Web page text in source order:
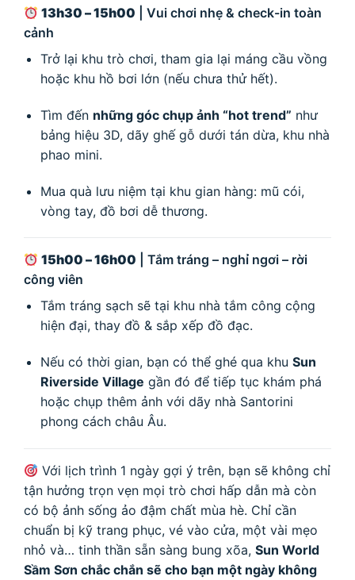
13h30 – 15h00 | Vui chơi nhẹ & check-in toàn
cảnh
Trở lại khu trò chơi, tham gia lại máng cầu vồng
hoặc khu hồ bơi lớn (nếu chưa thử hết).
Tìm đến những góc chụp ảnh “hot trend” như
bảng hiệu 3D, dãy ghế gỗ dưới tán dừa, khu nhà
phao mini.
Mua quà lưu niệm tại khu gian hàng: mũ cói,
vòng tay, đồ bơi dễ thương.
15h00 – 16h00 | Tắm tráng – nghỉ ngơi – rời
công viên
Tắm tráng sạch sẽ tại khu nhà tắm công cộng
hiện đại, thay đồ & sắp xếp đồ đạc.
Nếu có thời gian, bạn có thể ghé qua khu Sun
Riverside Village gần đó để tiếp tục khám phá
hoặc chụp thêm ảnh với dãy nhà Santorini
phong cách châu Âu.
Với lịch trình 1 ngày gợi ý trên, bạn sẽ không chỉ
tận hưởng trọn vẹn mọi trò chơi hấp dẫn mà còn
có bộ ảnh sống ảo đậm chất mùa hè. Chỉ cần
chuẩn bị kỹ trang phục, vé vào cửa, một vài mẹo
nhỏ và… tinh thần sẵn sàng bung xõa, Sun World
Sầm Sơn chắc chắn sẽ cho bạn một ngày không